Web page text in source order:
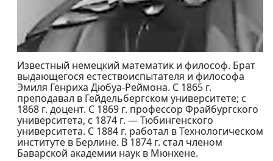
Известный немецкий математик и философ. Брат
выдающегося естествоиспытателя и философа
Эмиля Генриха Дюбуа-Реймона. С 1865 г.
преподавал в Гейдельбергском университете; с
1868 г. доцент. С 1869 г. профессор Фрайбургского
университета, с 1874 г. — Тюбингенского
университета. С 1884 г. работал в Технологическом
институте в Берлине. В 1874 г. стал членом
Баварской академии наук в Мюнхене.